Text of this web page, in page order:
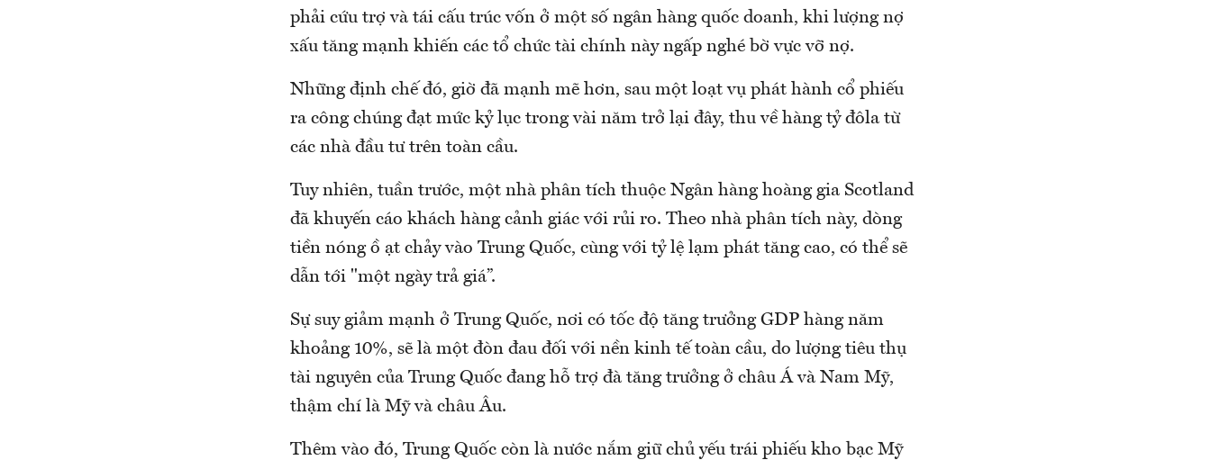
phải cứu trợ và tái cấu trúc vốn ở một số ngân hàng quốc doanh, khi lượng nợ
xấu tăng mạnh khiến các tổ chức tài chính này ngấp nghé bờ vực vỡ nợ.
Những định chế đó, giờ đã mạnh mẽ hơn, sau một loạt vụ phát hành cổ phiếu
ra công chúng đạt mức kỷ lục trong vài năm trở lại đây, thu về hàng tỷ đôla từ
các nhà đầu tư trên toàn cầu.
Tuy nhiên, tuần trước, một nhà phân tích thuộc Ngân hàng hoàng gia Scotland
đã khuyến cáo khách hàng cảnh giác với rủi ro. Theo nhà phân tích này, dòng
tiền nóng ồ ạt chảy vào Trung Quốc, cùng với tỷ lệ lạm phát tăng cao, có thể sẽ
dẫn tới "một ngày trả giá”.
Sự suy giảm mạnh ở Trung Quốc, nơi có tốc độ tăng trưởng GDP hàng năm
khoảng 10%, sẽ là một đòn đau đối với nền kinh tế toàn cầu, do lượng tiêu thụ
tài nguyên của Trung Quốc đang hỗ trợ đà tăng trưởng ở châu Á và Nam Mỹ,
thậm chí là Mỹ và châu Âu.
Thêm vào đó, Trung Quốc còn là nước nắm giữ chủ yếu trái phiếu kho bạc Mỹ